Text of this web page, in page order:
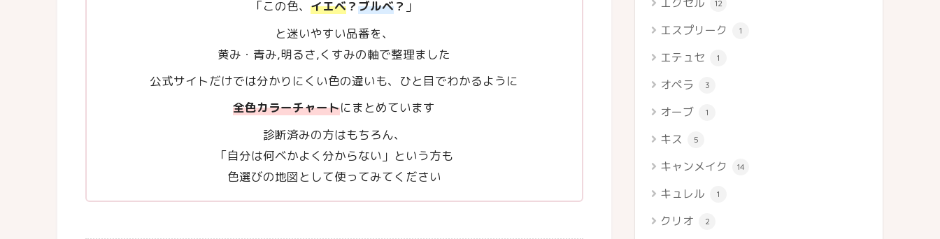
「この色、 イエベ？ブルベ？ 」
と迷いやすい品番を、
黄み・青み,明るさ,くすみの軸で整理ました
公式サイトだけでは分かりにくい色の違いも、ひと目でわかるように
全色カラーチャートにまとめています
診断済みの方はもちろん、
「自分は何ベかよく分からない」という方も
色選びの地図として使ってみてください
12
エスプリーク 1
エテュセ 1
オペラ 3
オーブ 1
キス 5
キャンメイク 14
キュレル 1
クリオ 2